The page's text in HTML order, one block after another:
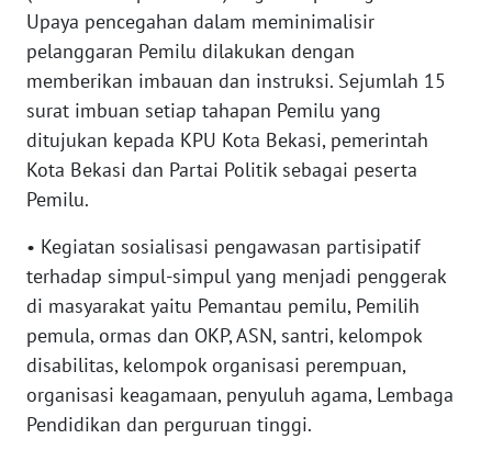
Upaya pencegahan dalam meminimalisir
pelanggaran Pemilu dilakukan dengan
memberikan imbauan dan instruksi. Sejumlah 15
surat imbuan setiap tahapan Pemilu yang
ditujukan kepada KPU Kota Bekasi, pemerintah
Kota Bekasi dan Partai Politik sebagai peserta
Pemilu.
• Kegiatan sosialisasi pengawasan partisipatif
terhadap simpul-simpul yang menjadi penggerak
di masyarakat yaitu Pemantau pemilu, Pemilih
pemula, ormas dan OKP, ASN, santri, kelompok
disabilitas, kelompok organisasi perempuan,
organisasi keagamaan, penyuluh agama, Lembaga
Pendidikan dan perguruan tinggi.
WN
KALTARA
WN
KALSEL
KALTIM
SULSEL
WN
GORONTALO